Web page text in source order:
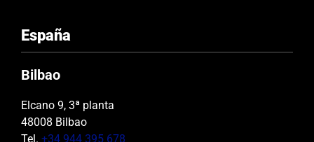
España
Bilbao
Elcano 9, 3ª planta
48008 Bilbao
Tel. +34 944 395 678